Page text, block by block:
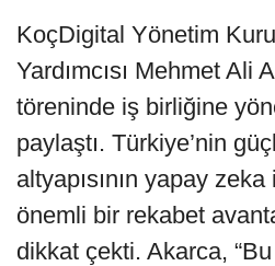
KoçDigital Yönetim
Yardımcısı Mehmet Ali
töreninde iş birliğine
paylaştı. Türkiye’nin
altyapısının yapay
önemli bir rekabet
dikkat çekti. Akarca,